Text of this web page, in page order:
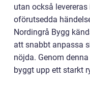
utan också
oförutsedda
Nordingrå Bygg
att snabbt anpassa
nöjda. Genom
byggt upp ett starkt